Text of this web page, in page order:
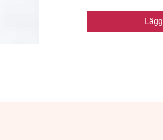
Lägg